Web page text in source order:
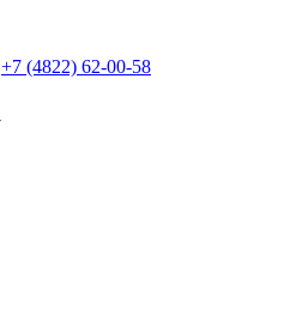
+7 (4822) 62-00-58